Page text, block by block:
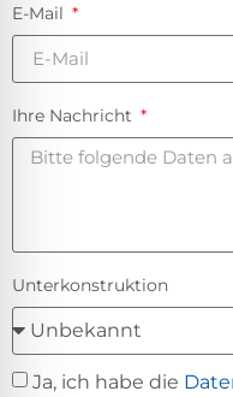
E-Mail
Ihre Nachricht
Unterkonstruktion
Ja, ich habe die